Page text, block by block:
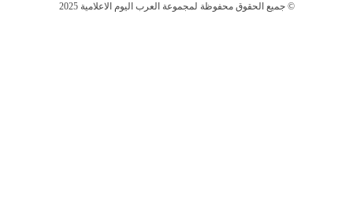
جميع الحقوق محفوظة لمجموعة العرب اليوم الاعلامية 2025 ©